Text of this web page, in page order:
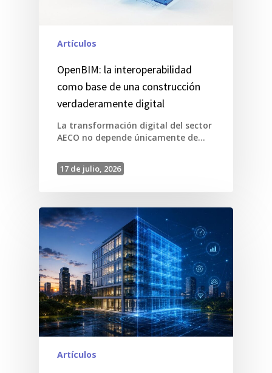
Artículos
OpenBIM: la interoperabilidad
como base de una construcción
verdaderamente digital
La transformación digital del sector
AECO no depende únicamente de…
17 de julio, 2026
Artículos